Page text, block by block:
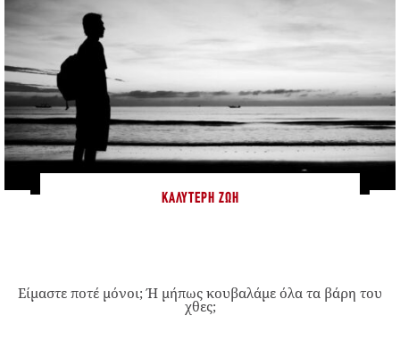
ΚΑΛΎΤΕΡΗ ΖΩΉ
Είμαστε ποτέ μόνοι; Ή μήπως κουβαλάμε όλα τα βάρη του
χθες;